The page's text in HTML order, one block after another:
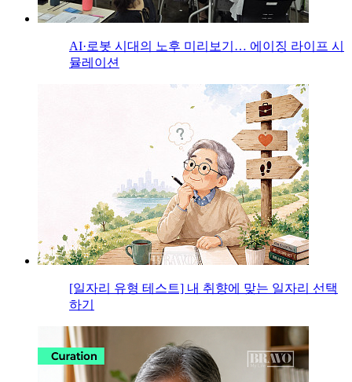
AI·로봇 시대의 노후 미리보기… 에이징 라이프 시
뮬레이션
[일자리 유형 테스트] 내 취향에 맞는 일자리 선택
하기